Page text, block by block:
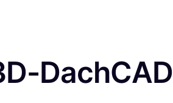
DachCAD